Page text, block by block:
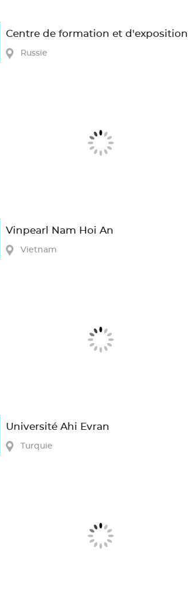
Centre de formation et d'exposition
Russie
Vinpearl Nam Hoi An
Vietnam
Université Ahi Evran
Turquie